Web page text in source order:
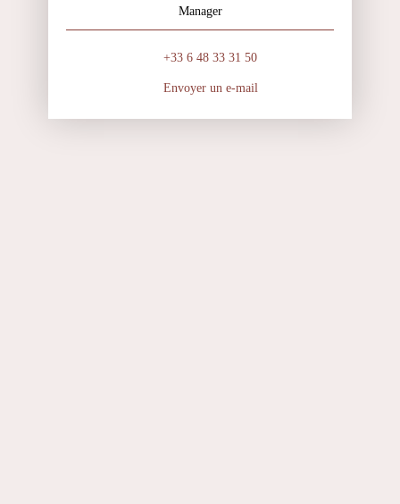
Manager
+33 6 48 33 31 50
Envoyer un e-mail